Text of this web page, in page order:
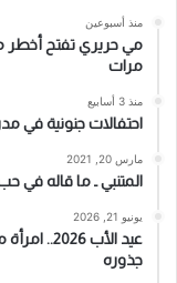
منذ أسبوعين
مي حريري تفتح أخطر
مرات
منذ 3 أسابيع
احتفالات جنونية في
مارس 20, 2021
المتنبي ـ ما قاله في
يونيو 21, 2026
عيد الأب
جذوره